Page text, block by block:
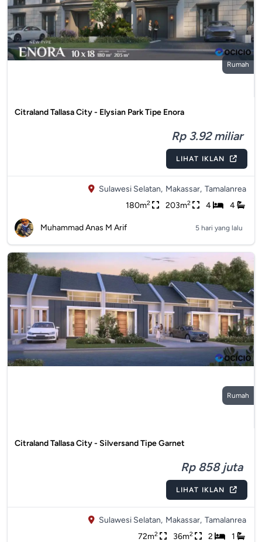
Rumah
Citraland Tallasa City - Elysian Park Tipe Enora
Rp 3.92 miliar
LIHAT IKLAN
Sulawesi Selatan, Makassar, Tamalanrea
180m2 203m2 4 4
Muhammad Anas M Arif 5 hari yang lalu
Rumah
Citraland Tallasa City - Silversand Tipe Garnet
Rp 858 juta
LIHAT IKLAN
Sulawesi Selatan, Makassar, Tamalanrea
72m2 36m2 2 1